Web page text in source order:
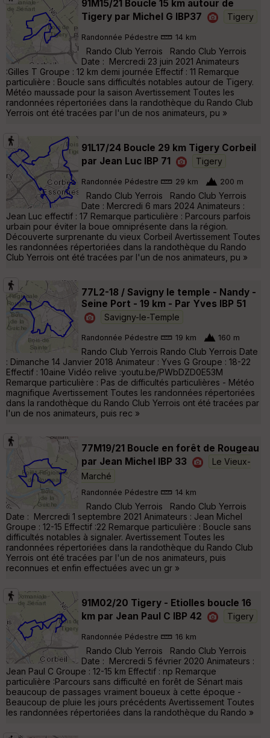
91M15/21 Boucle 15 km autour de
Tigery par Michel G IBP37
Tigery
Randonnée Pédestre 14 km
Rando Club Yerrois Rando Club Yerrois
Date : Mercredi 23 juin 2021 Animateurs
:Gilles T Groupe : 12 km demi journée Effectif : 11 Remarque
particulière : Boucle sans difficultés notables autour de Tigery.
Météo maussade pour la saison Avertissement Toutes les
randonnées répertoriées dans la randothèque du Rando Club
Yerrois ont été tracées par l'un de nos animateurs, pu »
91L17/24 Boucle 29 km Tigery Corbeil
par Jean Luc IBP 71
Tigery
Randonnée Pédestre 29 km 200 m
Rando Club Yerrois Rando Club Yerrois
Date : Mercredi 6 mars 2024 Animateurs :
Jean Luc effectif : 17 Remarque particulière : Parcours parfois
urbain pour éviter la boue omniprésente dans la région.
Découverte surprenante du vieux Corbeil Avertissement Toutes
les randonnées répertoriées dans la randothèque du Rando
Club Yerrois ont été tracées par l'un de nos animateurs, pu »
77L2-18 / Savigny le temple - Nandy -
Seine Port - 19 km - Par Yves IBP 51
Savigny-le-Temple
Randonnée Pédestre 19 km 160 m
Rando Club Yerrois Rando Club Yerrois Date
: Dimanche 14 Janvier 2018 Animateur : Yves G Groupe : 18-22
Effectif : 10aine Vidéo relive :youtu.be/PWbDZD0E53M
Remarque particulière : Pas de difficultés particulières - Météo
magnifique Avertissement Toutes les randonnées répertoriées
dans la randothèque du Rando Club Yerrois ont été tracées par
l'un de nos animateurs, puis rec »
77M19/21 Boucle en forêt de Rougeau
par Jean Michel IBP 33
Le Vieux-
Marché
Randonnée Pédestre 14 km
Rando Club Yerrois Rando Club Yerrois
Date : Mercredi 1 septembre 2021 Animateurs : Jean Michel
Groupe : 12-15 Effectif :22 Remarque particulière : Boucle sans
difficultés notables à signaler. Avertissement Toutes les
randonnées répertoriées dans la randothèque du Rando Club
Yerrois ont été tracées par l'un de nos animateurs, puis
reconnues et enfin effectuées avec un gr »
91M02/20 Tigery - Etiolles boucle 16
km par Jean Paul C IBP 42
Tigery
Randonnée Pédestre 16 km
Rando Club Yerrois Rando Club Yerrois
Date : Mercredi 5 février 2020 Animateurs :
Jean Paul C Groupe : 12-15 km Effectif : np Remarque
particulière :Parcours sans difficulté en forêt de Sénart mais
beaucoup de passages vraiment boueux à cette époque -
Beaucoup de pluie les jours précédents Avertissement Toutes
les randonnées répertoriées dans la randothèque du Rando »